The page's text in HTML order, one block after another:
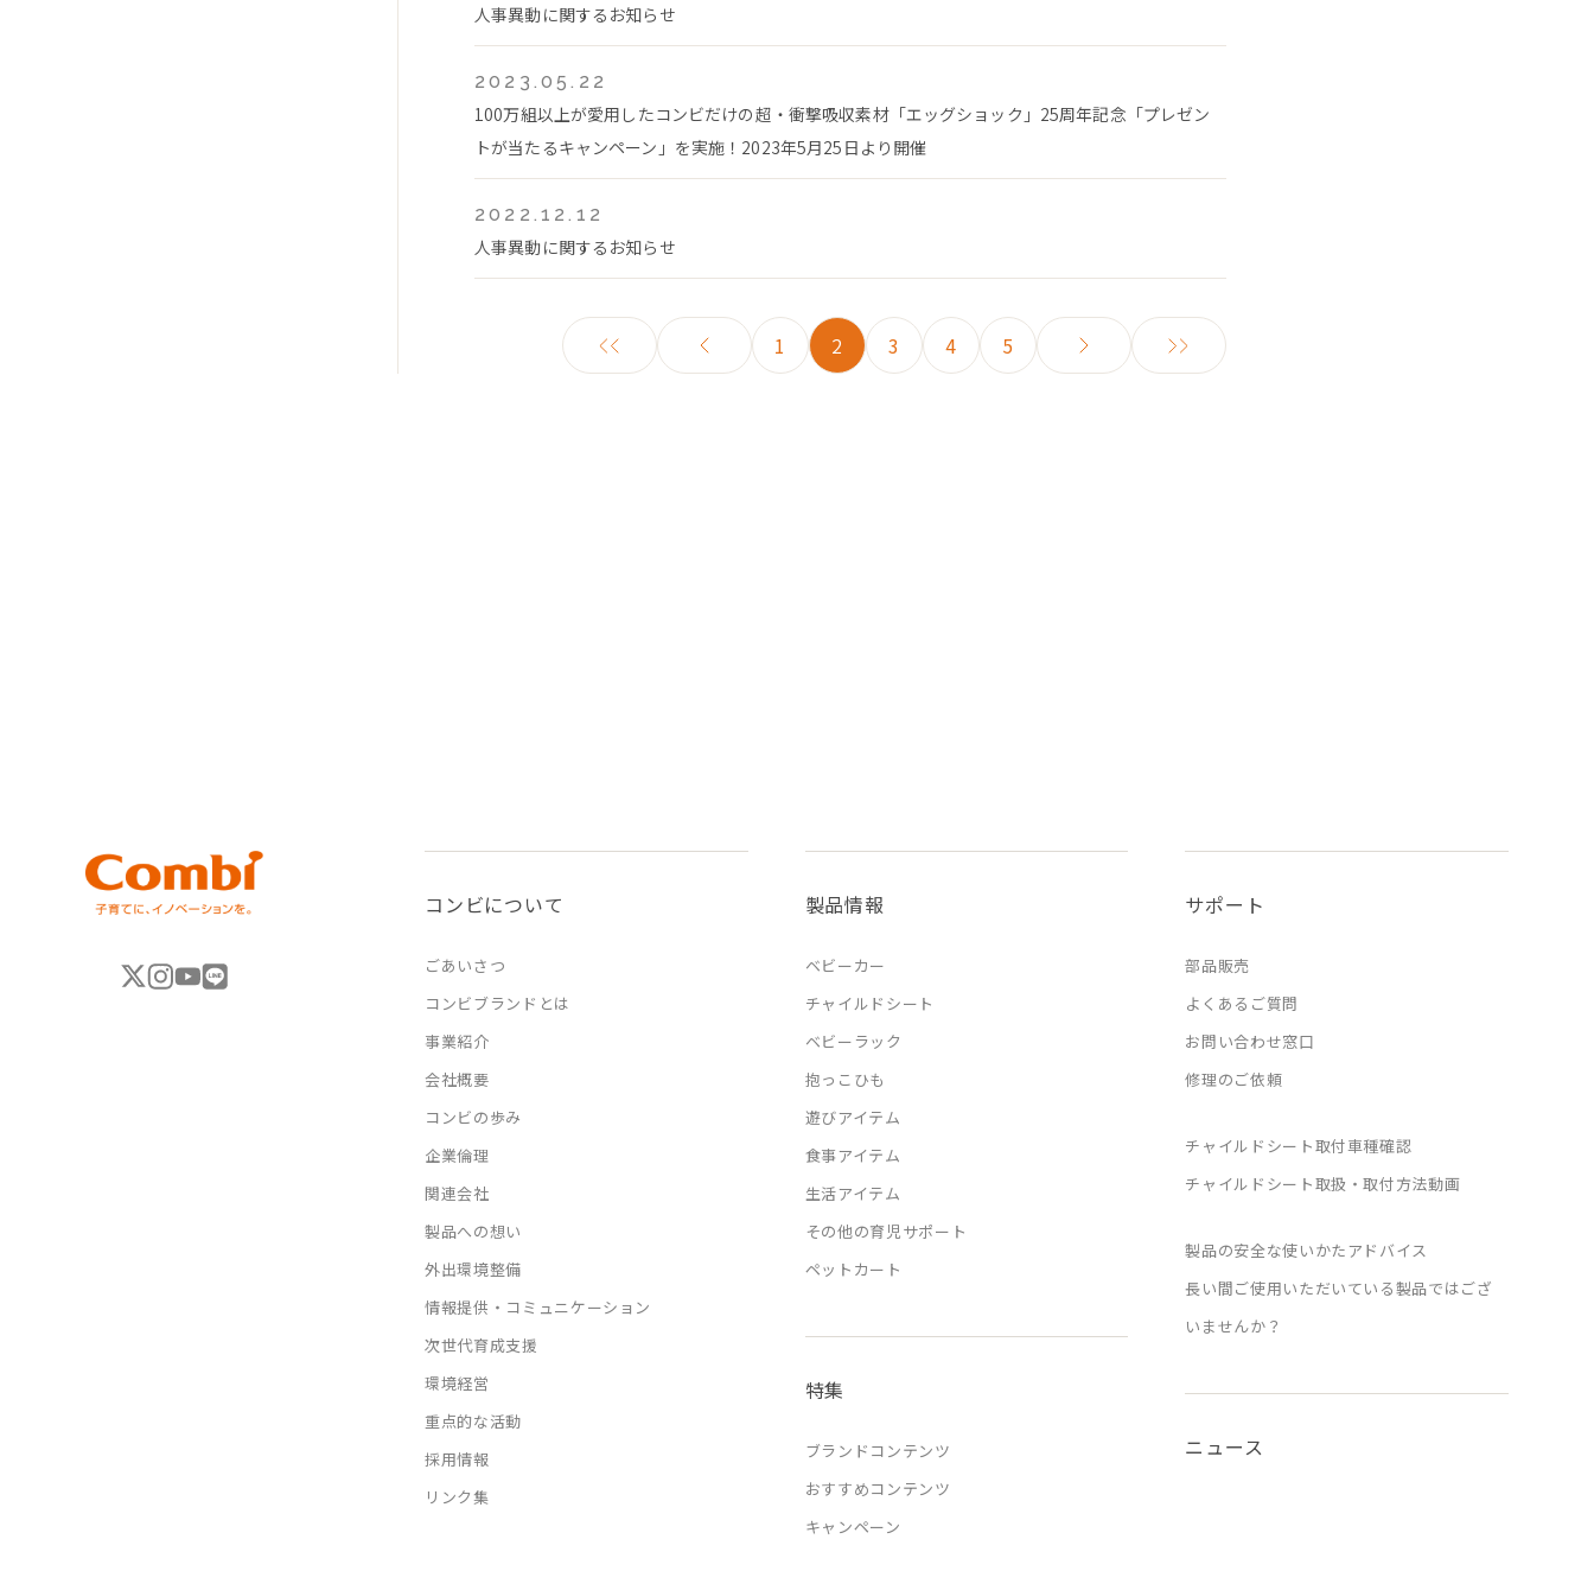
人事異動に関するお知らせ
2023.05.22
100万組以上が愛用したコンビだけの超・衝撃吸収素材「エッグショック」25周年記念「プレゼン
トが当たるキャンペーン」を実施！2023年5月25日より開催
2022.12.12
人事異動に関するお知らせ
1 2 3 4 5
コンビについて
ごあいさつ
コンビブランドとは
事業紹介
会社概要
コンビの歩み
企業倫理
関連会社
製品への想い
外出環境整備
情報提供・コミュニケーション
次世代育成支援
環境経営
重点的な活動
採用情報
リンク集
製品情報
ベビーカー
チャイルドシート
ベビーラック
抱っこひも
遊びアイテム
食事アイテム
生活アイテム
その他の育児サポート
ペットカート
特集
ブランドコンテンツ
おすすめコンテンツ
キャンペーン
サポート
部品販売
よくあるご質問
お問い合わせ窓口
修理のご依頼
チャイルドシート取付車種確認
チャイルドシート取扱・取付方法動画
製品の安全な使いかたアドバイス
長い間ご使用いただいている製品ではござ
いませんか？
ニュース